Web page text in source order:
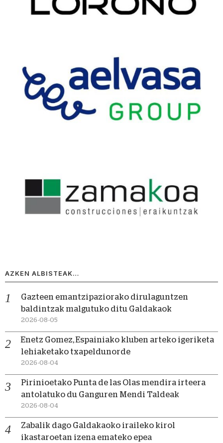
AZKEN ALBISTEAK…
Gazteen emantzipaziorako dirulaguntzen
baldintzak malgutuko ditu Galdakaok
2026-08-05
Enetz Gomez, Espainiako kluben arteko igeriketa
lehiaketako txapeldunorde
2026-08-04
Pirinioetako Punta de las Olas mendira irteera
antolatuko du Ganguren Mendi Taldeak
2026-08-04
Zabalik dago Galdakaoko iraileko kirol
ikastaroetan izena emateko epea